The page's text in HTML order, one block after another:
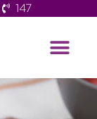
147